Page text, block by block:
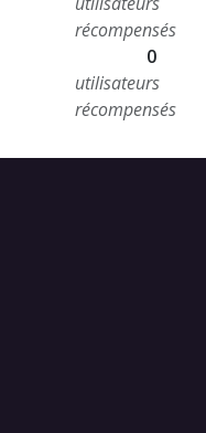
récompensés
0
utilisateurs
récompensés